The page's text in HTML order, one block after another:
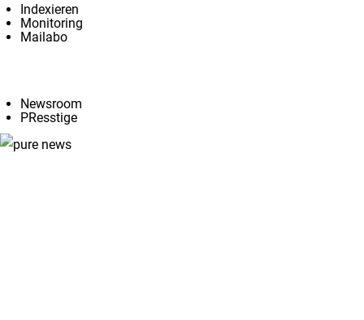
Indexieren
Monitoring
Mailabo
Newsroom
PResstige